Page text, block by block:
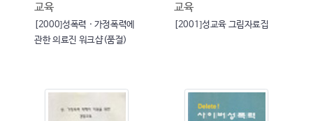
교육
[2000]성폭력 · 가정폭력에
관한 의료진 워크샵(품절)
교육
[2001]성교육 그림자료집